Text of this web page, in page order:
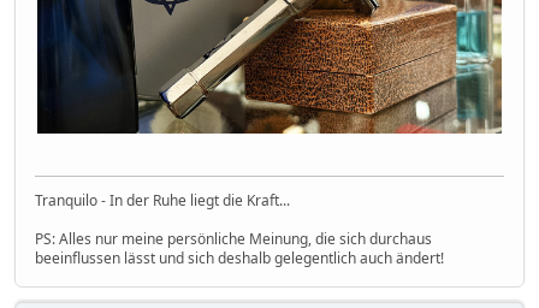
Tranquilo - In der Ruhe liegt die Kraft...
PS: Alles nur meine persönliche Meinung, die sich durchaus
beeinflussen lässt und sich deshalb gelegentlich auch ändert!